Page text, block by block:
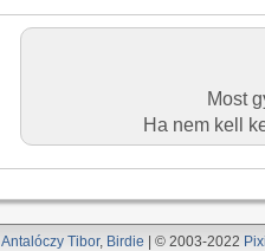
Most
Ha nem kell
Antalóczy Tibor, Birdie | © 2003-2022